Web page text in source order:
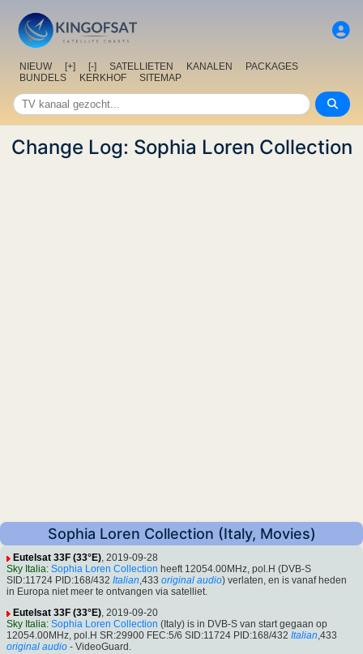
NIEUW [+] [-] SATELLIETEN KANALEN
PACKAGES
BUNDELS
KERKHOF SITEMAP
Change Log: Sophia Loren Collection
Sophia Loren Collection (Italy, Movies)
Eutelsat 33F (33°E), 2019-09-28
Sky Italia: Sophia Loren Collection heeft 12054.00MHz, pol.H (DVB-S
SID:11724 PID:168/432 Italian,433 original audio) verlaten, en is vanaf heden
in Europa niet meer te ontvangen via satelliet.
Eutelsat 33F (33°E), 2019-09-20
Sky Italia: Sophia Loren Collection (Italy) is in DVB-S van start gegaan op
12054.00MHz, pol.H SR:29900 FEC:5/6 SID:11724 PID:168/432 Italian,433
original audio - VideoGuard.